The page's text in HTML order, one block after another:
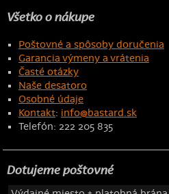
Všetko o nákupe
Poštovné a spôsoby doručenia
Garancia výmeny a vrátenia
Časté otázky
Naše desatoro
Osobné údaje
Kontakt: info@bastard.sk
Telefón: 222 205 835
Dotujeme poštovné